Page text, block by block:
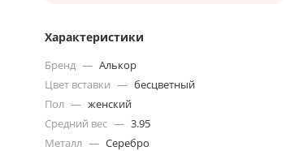
Характеристики
Бренд — Алькор
Цвет вставки — бесцветный
Пол — женский
Средний вес — 3.95
Металл — Серебро